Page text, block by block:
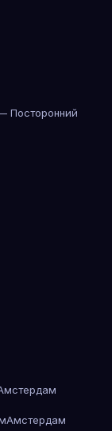
Посторонний
Амстердам